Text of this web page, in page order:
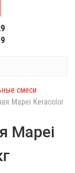
смеси
Mapei Keracolor
Mapei